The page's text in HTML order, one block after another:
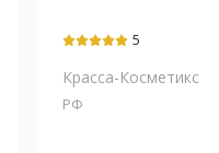
5
Красса-Косметикс
РФ